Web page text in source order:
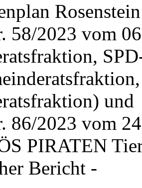
Rosenstein
58/2023 vom
und
86/2023 vom
PIRATEN
Bericht -